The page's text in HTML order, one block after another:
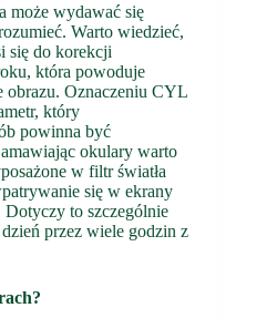
może wydawać się
Warto wiedzieć,
się do korekcji
która powoduje
obrazu. Oznaczeniu CYL
który
powinna być
okulary warto
w filtr światła
się w ekrany
Dotyczy to szczególnie
przez wiele godzin z